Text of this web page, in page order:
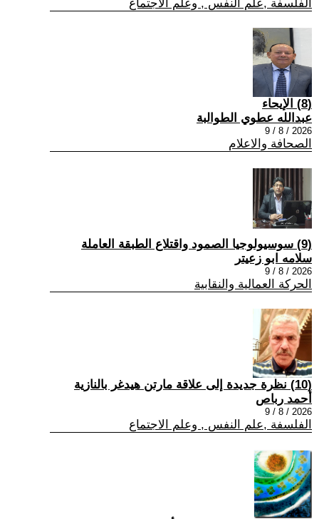
الفلسفة ,علم النفس , وعلم الاجتماع
(8) الإيحاء
عبدالله عطوي الطوالبة
2026 / 8 / 9
الصحافة والاعلام
(9) سوسيولوجيا الصمود واقتلاع الطبقة العاملة
سلامه ابو زعيتر
2026 / 8 / 9
الحركة العمالية والنقابية
(10) نظرة جديدة إلى علاقة مارتن هيدغر بالنازية
أحمد رباص
2026 / 8 / 9
الفلسفة ,علم النفس , وعلم الاجتماع